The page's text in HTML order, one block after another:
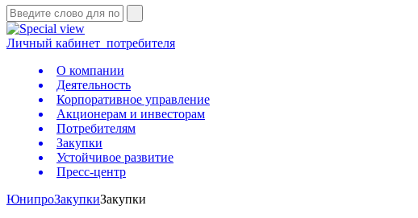
Личный кабинет потребителя
О компании
Деятельность
Корпоративное управление
Акционерам и инвесторам
Потребителям
Закупки
Устойчивое развитие
Пресс-центр
ЮнипроЗакупкиЗакупки